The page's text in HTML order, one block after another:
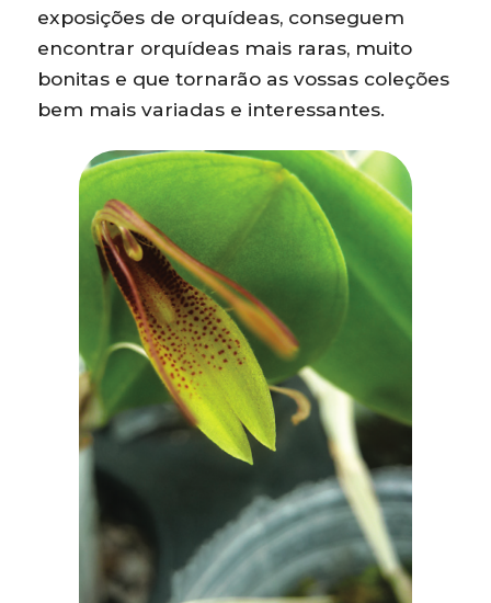
exposições de orquídeas, conseguem
encontrar orquídeas mais raras, muito
bonitas e que tornarão as vossas coleções
bem mais variadas e interessantes.